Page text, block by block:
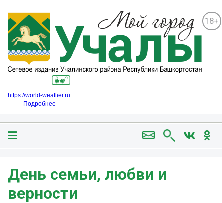
18+
https://world-weather.ru
Подробнее
День семьи, любви и
верности